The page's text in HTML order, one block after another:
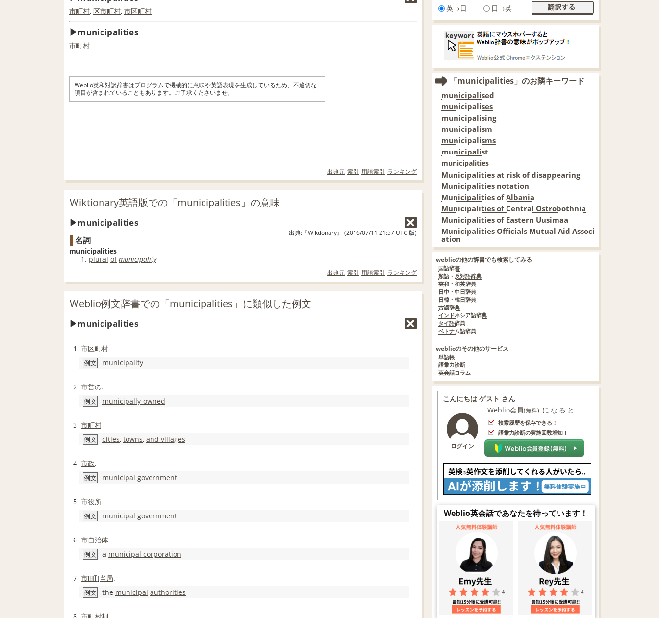
市町村, 区市町村, 市区町村
municipalities
市町村
Weblio英和対訳辞書はプログラムで機械的に意味や英語表現を生成しているため、不適切な
項目が含まれていることもあります。ご了承くださいませ。
出典元 索引 用語索引 ランキング
Wiktionary英語版での「municipalities」の意味
municipalities
出典:『Wiktionary』 (2016/07/11 21:57 UTC 版)
名詞
municipalities
plural of municipality
出典元 索引 用語索引 ランキング
Weblio例文辞書での「municipalities」に類似した例文
municipalities
1 市区町村
例文 municipality
2 市営の.
例文 municipally‐owned
3 市町村
例文 cities, towns, and villages
4 市政.
例文 municipal government
5 市役所
例文 municipal government
6 市自治体
例文 a municipal corporation
7 市[町]当局.
例文 the municipal authorities
英→日 日→英
「municipalities」のお隣キーワード
municipalised
municipalises
municipalising
municipalism
municipalisms
municipalist
municipalities
Municipalities at risk of disappearing
Municipalities notation
Municipalities of Albania
Municipalities of Central Ostrobothnia
Municipalities of Eastern Uusimaa
Municipalities Officials Mutual Aid Associ
ation
weblioの他の辞書でも検索してみる
国語辞書
類語・反対語辞典
英和・和英辞典
日中・中日辞典
日韓・韓日辞典
古語辞典
インドネシア語辞典
タイ語辞典
ベトナム語辞典
weblioのその他のサービス
単語帳
語彙力診断
英会話コラム
こんにちは ゲスト さん
ログイン
Weblio会員(無料) になると
検索履歴を保存できる！
語彙力診断の実施回数増加！
Weblio英会話であなたを待っています！